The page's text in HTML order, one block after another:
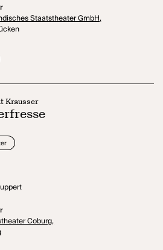
Staatstheater GmbH,
Krausser
Coburg,